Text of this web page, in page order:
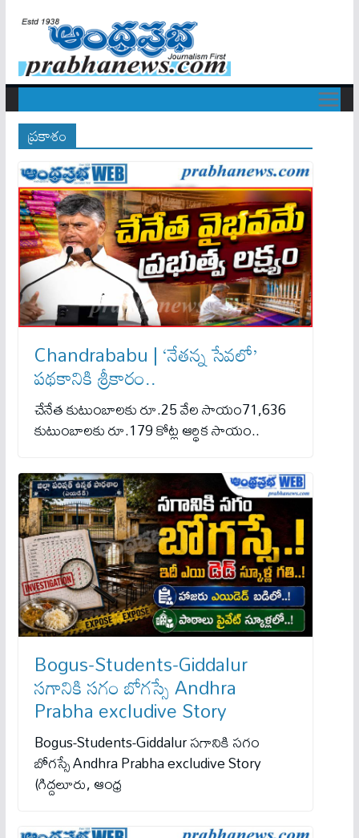
ప్రకాశం
Chandrababu | ‘నేతన్న సేవలో’
పథకానికి శ్రీకారం..
చేనేత కుటుంబాలకు రూ.25 వేల సాయం71,636
కుటుంబాలకు రూ.179 కోట్ల ఆర్థిక సాయం..
Bogus-Students-Giddalur
సగానికి సగం బోగస్సే Andhra
Prabha excludive Story
Bogus-Students-Giddalur సగానికి సగం
బోగస్సే Andhra Prabha excludive Story
(గిద్దలూరు, ఆంధ్ర